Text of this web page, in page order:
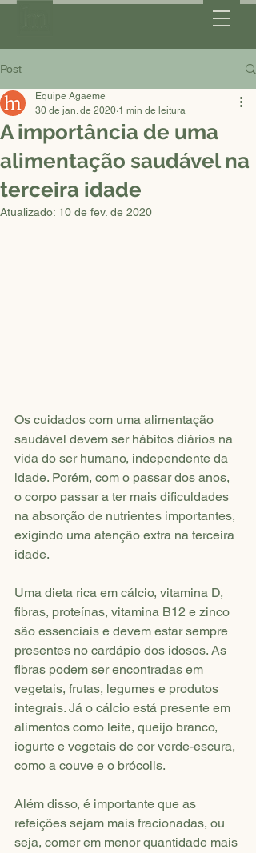
Post
A importância de uma
alimentação saudável na
terceira idade
Equipe Agaeme
30 de jan. de 2020 1 min de leitura
Atualizado: 10 de fev. de 2020
Os cuidados com uma alimentação
saudável devem ser hábitos diários na
vida do ser humano, independente da
idade. Porém, com o passar dos anos,
o corpo passar a ter mais dificuldades
na absorção de nutrientes importantes,
exigindo uma atenção extra na terceira
idade.
Uma dieta rica em cálcio, vitamina D,
fibras, proteínas, vitamina B12 e zinco
são essenciais e devem estar sempre
presentes no cardápio dos idosos. As
fibras podem ser encontradas em
vegetais, frutas, legumes e produtos
integrais. Já o cálcio está presente em
alimentos como leite, queijo branco,
iogurte e vegetais de cor verde-escura,
como a couve e o brócolis.
Além disso, é importante que as
refeições sejam mais fracionadas, ou
seja, comer em menor quantidade mais